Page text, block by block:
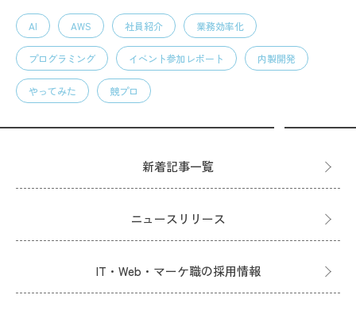
AI AWS 社員紹介 業務効率化
プログラミング イベント参加レポート 内製開発
やってみた 競プロ
新着記事一覧
ニュースリリース
IT・Web・マーケ職の採用情報